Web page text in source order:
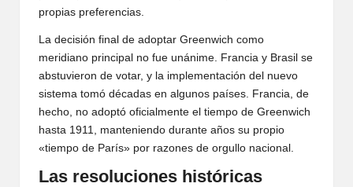
propias preferencias.
La decisión final de adoptar Greenwich como
meridiano principal no fue unánime. Francia y Brasil se
abstuvieron de votar, y la implementación del nuevo
sistema tomó décadas en algunos países. Francia, de
hecho, no adoptó oficialmente el tiempo de Greenwich
hasta 1911, manteniendo durante años su propio
«tiempo de París» por razones de orgullo nacional.
Las resoluciones históricas